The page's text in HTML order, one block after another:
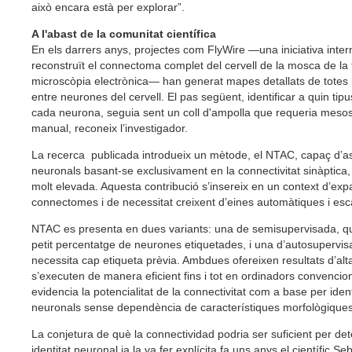
això encara està per explorar”.
A l'abast de la comunitat científica
En els darrers anys, projectes com FlyWire —una iniciativa
reconstruït el connectoma complet del cervell de la mosca de la
microscòpia electrònica— han generat mapes detallats de totes
entre neurones del cervell. El pas següent, identificar a quin
cada neurona, seguia sent un coll d'ampolla que requeria
manual, reconeix l’investigador.
La recerca publicada introdueix un mètode, el NTAC, capaç
neuronals basant-se exclusivament en la connectivitat
molt elevada. Aquesta contribució s’insereix en un context
connectomes i de necessitat creixent d’eines automàtiques i
NTAC es presenta en dues variants: una de semisupervisada,
petit percentatge de neurones etiquetades, i una
necessita cap etiqueta prèvia. Ambdues ofereixen resultats
s’executen de manera eficient fins i tot en ordinadors
evidencia la potencialitat de la connectivitat com a base per
neuronals sense dependència de característiques
La conjetura de què la connectividad podria ser suficient per